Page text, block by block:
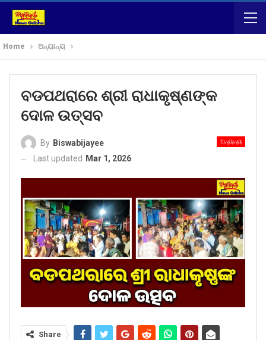
Home ଅନ୍ୟାନ୍ୟ
ବଡପଥରାରେ ଶ୍ରୀ ରାଧାକୃଷ୍ଣଙ୍କ
ଦୋଳ ଉତ୍ସବ
ଅନ୍ୟାନ୍ୟ
By Biswabijayee
Last updated
Mar 1, 2026
Share